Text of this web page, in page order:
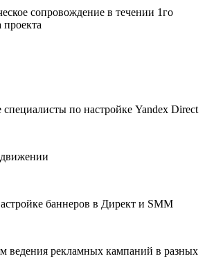
сопровождение в течении 1го
проекта
по настройке Yandex Direct
баннеров в Директ и SMM
ведения рекламных кампаний в разных